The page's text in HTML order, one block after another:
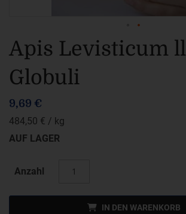
Apis Levisticum ll
Globuli
9,69 €
484,50 € / kg
AUF LAGER
Anzahl
IN DEN WARENKORB
Zum
Anfang
der
springen